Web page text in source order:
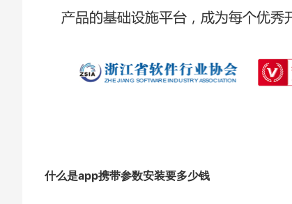
什么是app携带参数安装要多少钱